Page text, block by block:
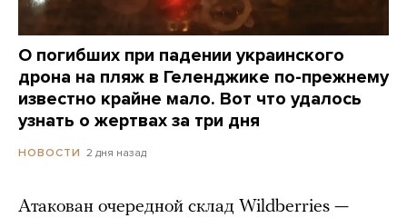
О погибших при падении украинского
дрона на пляж в Геленджике по-прежнему
известно крайне мало. Вот что удалось
узнать о жертвах за три дня
НОВОСТИ 2 дня назад
Атакован очередной склад Wildberries —